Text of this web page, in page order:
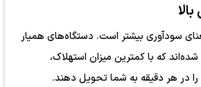
سودآوری بیشتر است. دستگاه‌های همیار
که با کمترین میزان استهلاک،
در هر دقیقه به شما تحویل دهند.